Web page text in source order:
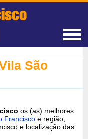
São
os (as) melhores
Francisco e região,
e localização das